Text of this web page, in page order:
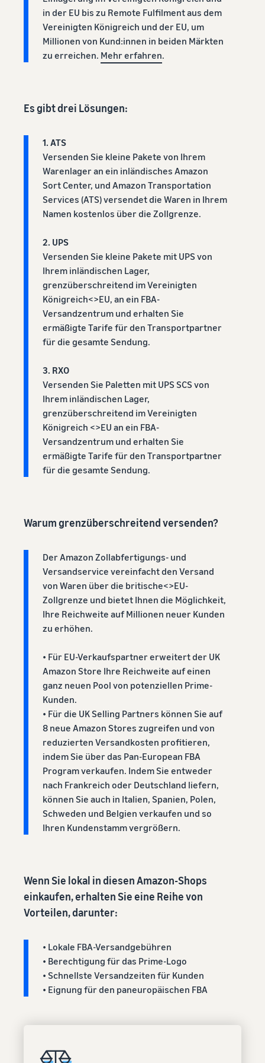
Mit Amazons
Reichweite und Tools
hochwertiges,
fischbasiertes
Tierfutter von einer
lokalen Idee in ein
florierendes
Unternehmen
verwandelt. Eine
echtes Wachstum.
Könnten Sie der
Nächste sein?
Nutzen Sie FBA-Bestand für
Verkäufe über andere
Millionen von Kunden
Starten Sie mit günstigen
Verkaufen Sie über die
Grenzen von UK und EU
Erschließen Sie nahtlos
Niedrigere
Versandkosten
für Ihre
niedrigpreisigen
Produkte
Informieren Sie sich
Niedrigpreisartikel von
Versand durch Amazon
für berechtigte
Produkte mit einem
Preis von bis zu €20.
App Store
Verkaufspartner
Entdecken Sie von Amazon
zugelassene Software-
Partner zur
Verkaufsprogramme
Erstellen Sie Ihre
Verkaufsstrategie mit
verschiedenen
Programmen
Markenregistrierung
Registrieren Sie Ihre Marke bei
Amazon und erhalten Sie
Zugang zu Markenschutz und
Marketing-Tools
Einnahmenrechner
Gebühren und Kosten für
ein Produkt berechnen für
E-Commerce-Leitfaden
Herausforderungen, Tipps
und Strategien für
Commerce
leicht gemacht
Tipps zur effektiven
Amazon
Gefragte
Produkte zum
Verkaufsstart
Finden Sie Ihre
Produktkategorie
Finden Sie heraus, was sich
Wie man Tierfutter
online verkauft
Bauen Sie Ihr
Tierfuttergeschäft aus
Wie man
Nahrungsergänzungsmittel
online verkauft
Erweitern Sie Ihren Online-
Verkauf von
Nahrungsergänzungsmitteln
Wie man Kopfhörer
online verkauft
Wie man T-Shirts online
Erweitern Sie Ihre T-Shirt-
in der EU bis zu Remote Fulfilment aus dem
Vereinigten Königreich und der EU, um
Millionen von Kund:innen in beiden Märkten
zu erreichen. Mehr erfahren.
Es gibt drei Lösungen:
1. ATS
Versenden Sie kleine Pakete von Ihrem
Warenlager an ein inländisches Amazon
Sort Center, und Amazon Transportation
Services (ATS) versendet die Waren in Ihrem
Namen kostenlos über die Zollgrenze.
2. UPS
Versenden Sie kleine Pakete mit UPS von
Ihrem inländischen Lager,
grenzüberschreitend im Vereinigten
Königreich<>EU, an ein FBA-
Versandzentrum und erhalten Sie
ermäßigte Tarife für den Transportpartner
für die gesamte Sendung.
3. RXO
Versenden Sie Paletten mit UPS SCS von
Ihrem inländischen Lager,
grenzüberschreitend im Vereinigten
Königreich <>EU an ein FBA-
Versandzentrum und erhalten Sie
ermäßigte Tarife für den Transportpartner
für die gesamte Sendung.
Warum grenzüberschreitend versenden?
Der Amazon Zollabfertigungs- und
Versandservice vereinfacht den Versand
von Waren über die britische<>EU-
Zollgrenze und bietet Ihnen die Möglichkeit,
Ihre Reichweite auf Millionen neuer Kunden
zu erhöhen.
• Für EU-Verkaufspartner erweitert der UK
Amazon Store Ihre Reichweite auf einen
ganz neuen Pool von potenziellen Prime-
Kunden.
• Für die UK Selling Partners können Sie auf
8 neue Amazon Stores zugreifen und von
reduzierten Versandkosten profitieren,
indem Sie über das Pan-European FBA
Program verkaufen. Indem Sie entweder
nach Frankreich oder Deutschland liefern,
können Sie auch in Italien, Spanien, Polen,
Schweden und Belgien verkaufen und so
Ihren Kundenstamm vergrößern.
Wenn Sie lokal in diesen Amazon-Shops
einkaufen, erhalten Sie eine Reihe von
Vorteilen, darunter:
• Lokale FBA-Versandgebühren
• Berechtigung für das Prime-Logo
• Schnellste Versandzeiten für Kunden
• Eignung für den paneuropäischen FBA